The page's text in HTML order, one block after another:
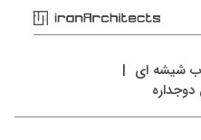
شیشه ای |